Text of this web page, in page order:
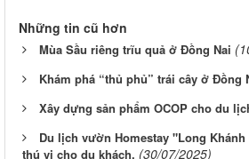
Những tin cũ hơn
Mùa Sầu riêng trĩu quả ở Đồng Nai
Khám phá “thủ phủ” trái cây ở Đồng
Xây dựng sản phẩm OCOP cho du
Du lịch vườn Homestay "Long
thú vị cho du khách. (30/07/2025)